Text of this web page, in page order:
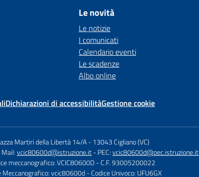
Le novità
Le notizie
I comunicati
Calendario eventi
Le scadenze
Albo online
Dichiarazioni di accessibilitàGestione cookie
Martiri della Libertà 14/A -13043 Cigliano (VC)
vcic80600d@istruzione.it- PEC:vcic80600d@pec.istruzione.it
meccanografico: VCIC80600D- C.F. 93005200022
Meccanografico: vcic80600d - Codice Univoco: UFU6GX